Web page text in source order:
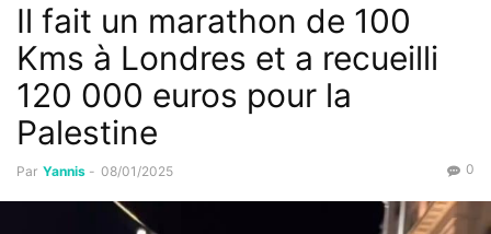
Il fait un marathon de 100
Kms à Londres et a recueilli
120 000 euros pour la
Palestine
Par Yannis - 08/01/2025 0